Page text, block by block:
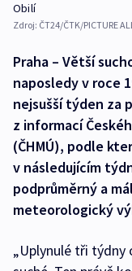
Obilí
Zdroj: ČT24/ČTK/PICTURE
Praha – Větší
naposledy v roce
nejsušší týden za
z informací
(ČHMÚ), podle
v následujícím
podprůměrný a
meteorologický
„Uplynulé tři týdny